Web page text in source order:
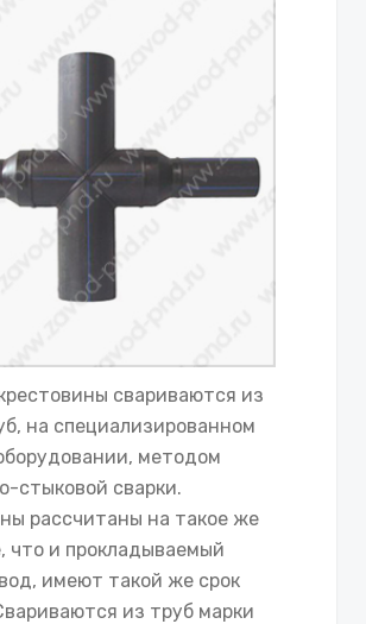
свариваются из
на специализированном
методом
стыковой сварки.
рассчитаны на такое же
что и прокладываемый
имеют такой же срок
из труб марки